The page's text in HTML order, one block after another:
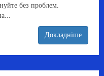
без проблем.
Докладніше